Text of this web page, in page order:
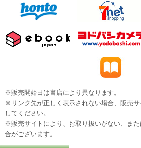
※販売開始日は書店により異なります。
※リンク先が正しく表示されない場合、販売
してください。
※販売サイトにより、お取り扱いがない、ま
合がございます。